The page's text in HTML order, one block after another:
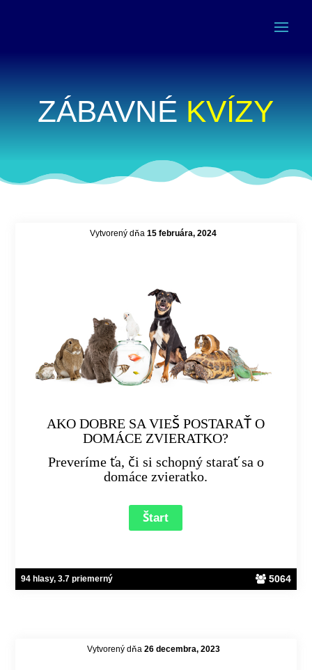
ZÁBAVNÉKVÍZY
94 hlasy, 3.7 priemerný 5064
Vytvorený dňa15 februára, 2024
AKO DOBRE SA VIEŠ POSTARAŤ O
DOMÁCE ZVIERATKO?
Preveríme ťa, či si schopný starať sa o
domáce zvieratko.
Vytvorený dňa 26 decembra, 2023